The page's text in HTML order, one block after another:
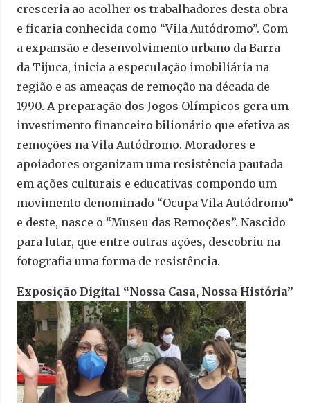
cresceria ao acolher os trabalhadores desta obra
e ficaria conhecida como “Vila Autódromo”. Com
a expansão e desenvolvimento urbano da Barra
da Tijuca, inicia a especulação imobiliária na
região e as ameaças de remoção na década de
1990. A preparação dos Jogos Olímpicos gera um
investimento financeiro bilionário que efetiva as
remoções na Vila Autódromo. Moradores e
apoiadores organizam uma resistência pautada
em ações culturais e educativas compondo um
movimento denominado “Ocupa Vila Autódromo”
e deste, nasce o “Museu das Remoções”. Nascido
para lutar, que entre outras ações, descobriu na
fotografia uma forma de resistência.
Exposição Digital “Nossa Casa, Nossa História”